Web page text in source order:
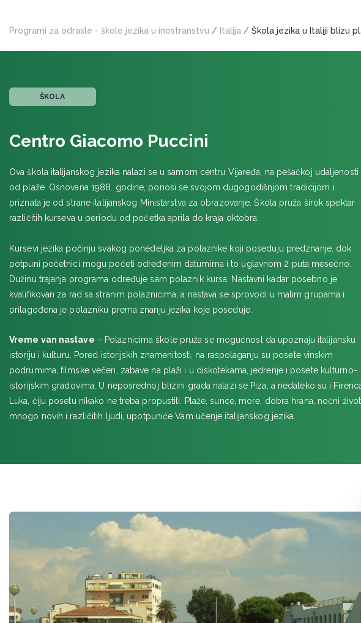
NETUNO
RIM
TAORMINA
TRST
VIJAREĐO
Centro Giacomo Puccini
Programi za odrasle - škole jezika u inostranstvu / Italija / Škola jezika u Italiji blizu
ŠKOLA
Centro Giacomo Puccini
Ova škola italijanskog jezika nalazi se u samom centru Vijaređa, na pešačkoj udaljenosti
od plaže. Osnovana 1988. godine, ponosi se svojom dugogodišnjom tradicijom i
priznata je od strane italijanskog Ministarstva za obrazovanje. Škola pruža širok spektar
različitih kurseva u periodu od početka aprila do kraja oktobra.
Kursevi jezika počinju svakog ponedeljka za polaznike koji poseduju predznanje, dok
potpuni početnici mogu početi određenim datumima i to uglavnom 2 puta mesečno.
Dužinu trajanja programa određuje sam polaznik kursa. Nastavni kadar posebno je
kvalifikovan za rad sa stranim polaznicima, a nastava se sprovodi u malim grupama i
prilagođena je polazniku prema znanju jezika koje poseduje.
Vreme van nastave – Polaznicima škole pruža se mogućnost da upoznaju italijansku
istoriju i kulturu. Pored istorijskih znamenitosti, na raspolaganju su posete vinskim
podrumima, filmske večeri, zabave na plaži i u diskotekama, jedrenje i posete kulturno-
istorijskim gradovima. U neposrednoj blizini grada nalazi se Piza, a nedaleko su i
Luka, čiju posetu nikako ne treba propustiti. Plaže, sunce, more, dobra hrana, noćni život,
mnogo novih i različitih ljudi, upotpuniće Vam učenje italijanskog jezika.